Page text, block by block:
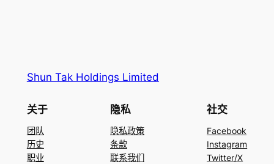
Shun Tak Holdings Limited
关于
团队
历史
职业
隐私
隐私政策
条款
联系我们
社交
Facebook
Instagram
Twitter/X